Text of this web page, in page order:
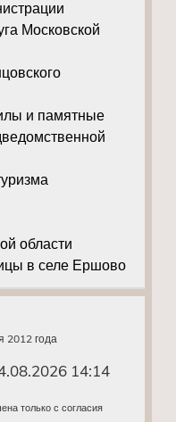
Московской
и памятные
области
в селе Ершово
2012 года
14:14
только с согласия